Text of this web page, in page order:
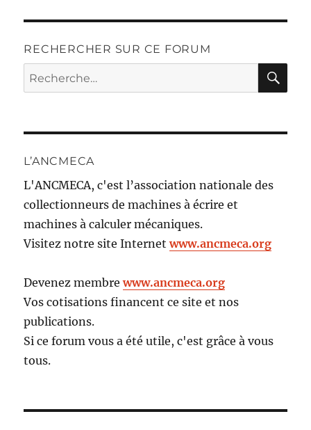
RECHERCHER SUR CE FORUM
Recherche
pour :
L’ANCMECA
L'ANCMECA, c'est l’association nationale des
collectionneurs de machines à écrire et
machines à calculer mécaniques.
Visitez notre site Internetwww.ancmeca.org
Devenez membrewww.ancmeca.org
Vos cotisations financent ce site et nos
publications.
Si ce forum vous a été utile, c'est grâce à vous
tous.